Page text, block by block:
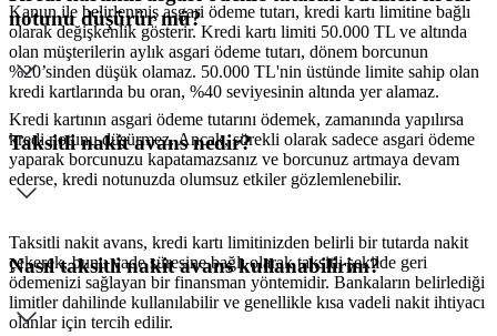
Kanun ile belirlenmiş asgari ödeme tutarı, kredi kartı limitine bağlı
olarak değişkenlik gösterir. Kredi kartı limiti 50.000 TL ve altında
olan müşterilerin aylık asgari ödeme tutarı, dönem borcunun
%20’sinden düşük olamaz. 50.000 TL'nin üstünde limite sahip olan
kredi kartlarında bu oran, %40 seviyesinin altında yer alamaz.
notunu düşürür mü?
Kredi kartının asgari ödeme tutarını ödemek, zamanında yapılırsa
kredi notunu düşürmez. Ancak, sürekli olarak sadece asgari ödeme
yaparak borcunuzu kapatamazsanız ve borcunuz artmaya devam
ederse, kredi notunuzda olumsuz etkiler gözlemlenebilir.
Taksitli nakit avans nedir?
Taksitli nakit avans, kredi kartı limitinizden belirli bir tutarda nakit
çekerek, bunu vade süresine bağlı olarak taksitli şekilde geri
ödemenizi sağlayan bir finansman yöntemidir. Bankaların belirlediği
limitler dahilinde kullanılabilir ve genellikle kısa vadeli nakit ihtiyacı
olanlar için tercih edilir.
Nasıl taksitli nakit avans kullanabilirim?